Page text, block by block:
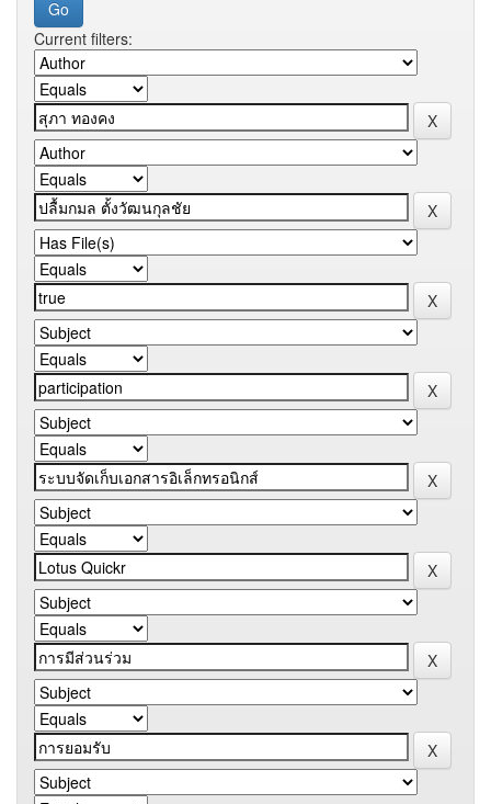
Current filters: